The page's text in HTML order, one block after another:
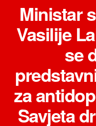
Ministar
Vasilije
se
za
Savjeta